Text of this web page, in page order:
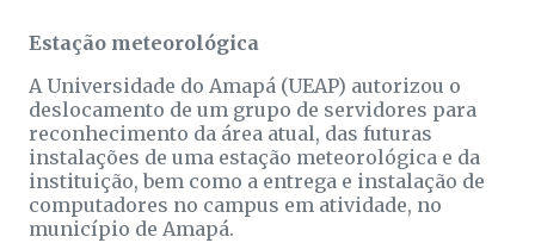
Estação meteorológica
A Universidade do Amapá (UEAP) autorizou o
deslocamento de um grupo de servidores para
reconhecimento da área atual, das futuras
instalações de uma estação meteorológica e da
instituição, bem como a entrega e instalação de
computadores no campus em atividade, no
município de Amapá.